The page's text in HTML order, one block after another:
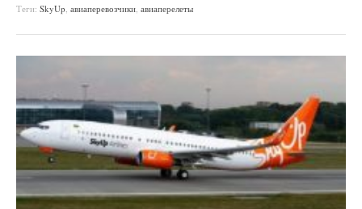
Теги: SkyUp авиаперевозчики авиаперелеты